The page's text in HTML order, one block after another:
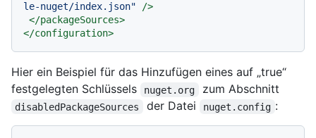
le-nuget/index.json" />
</packageSources>
</configuration>
Hier ein Beispiel für das Hinzufügen eines auf „true“
festgelegten Schlüssels
nuget.org zum Abschnitt
disabledPackageSources der Datei nuget.config :